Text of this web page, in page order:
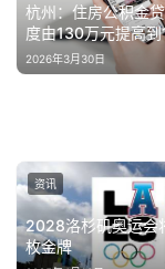
汽
车
源
杭州：住房公积金
度由130万元提高
2026年3月30日
2028洛杉矶奥运会
枚金牌
资讯